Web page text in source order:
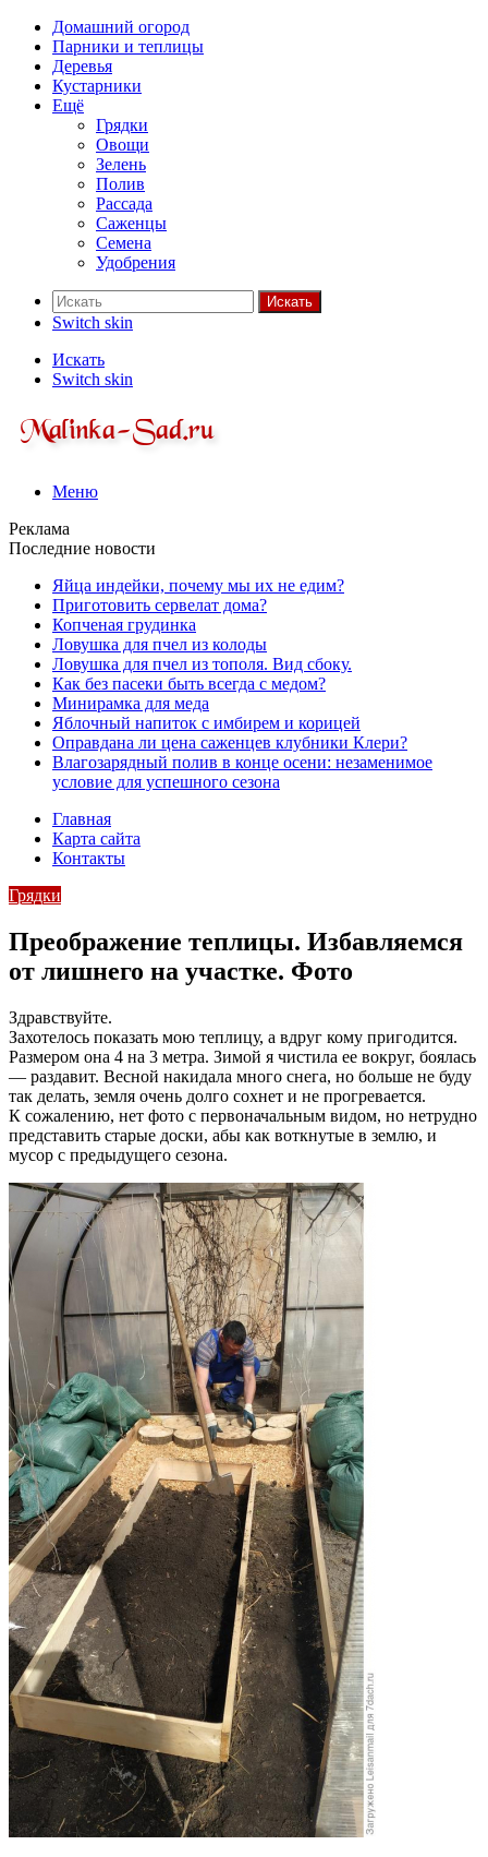
Домашний огород
Парники и теплицы
Деревья
Кустарники
Ещё
Грядки
Овощи
Зелень
Полив
Рассада
Саженцы
Семена
Удобрения
Искать
Switch skin
Искать
Switch skin
Меню
Реклама
Последние новости
Яйца индейки, почему мы их не едим?
Приготовить сервелат⁠⁠ дома?
Копченая грудинка
Ловушка для пчел из колоды
Ловушка для пчел из тополя. Вид сбоку.
Как без пасеки быть всегда с медом?
Минирамка для меда
Яблочный напиток с имбирем и корицей
Оправдана ли цена саженцев клубники Клери?
Влагозарядный полив в конце осени: незаменимое
условие для успешного сезона
Главная
Карта сайта
Контакты
Грядки
Преображение теплицы. Избавляемся
от лишнего на участке. Фото
Здравствуйте.
Захотелось показать мою теплицу, а вдруг кому пригодится.
Размером она 4 на 3 метра. Зимой я чистила ее вокруг, боялась
— раздавит. Весной накидала много снега, но больше не буду
так делать, земля очень долго сохнет и не прогревается.
К сожалению, нет фото с первоначальным видом, но нетрудно
представить старые доски, абы как воткнутые в землю, и
мусор с предыдущего сезона.